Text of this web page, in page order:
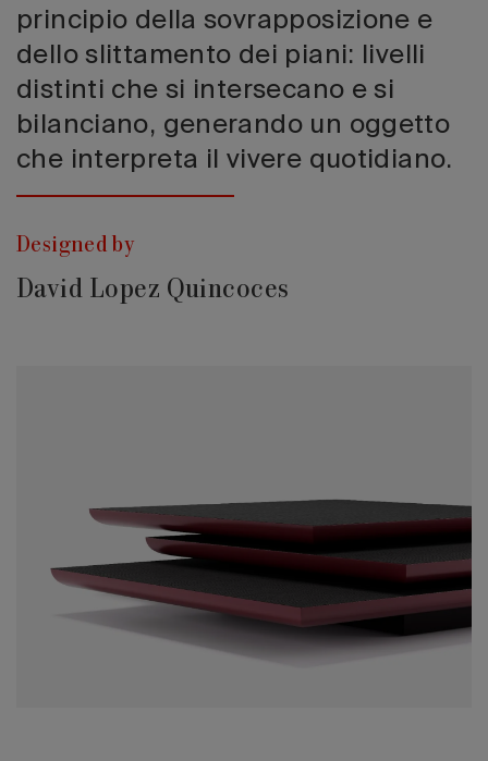
principio della sovrapposizione e
dello slittamento dei piani: livelli
distinti che si intersecano e si
bilanciano, generando un oggetto
che interpreta il vivere quotidiano.
Designed by
David Lopez Quincoces